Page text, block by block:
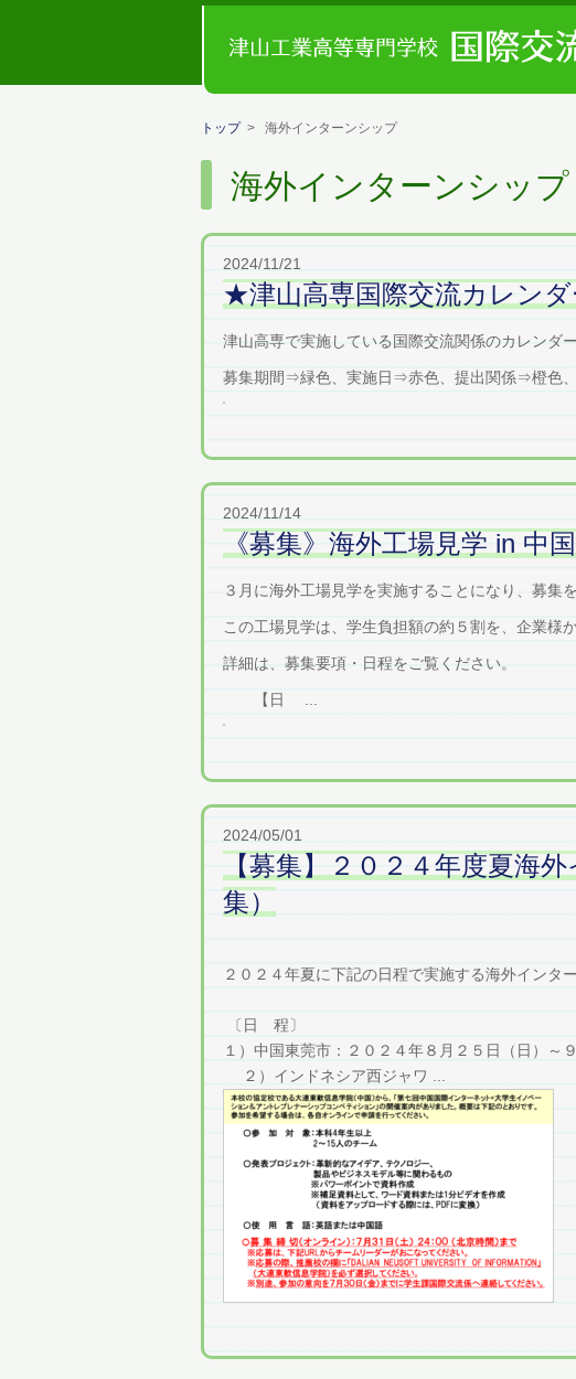
コンセプ
トップ> 海外インターンシップ
海外インターンシップ
2024/11/21
★津山高専国際交流カレン
津山高専で実施している国際交流関係のカレンダー
募集期間⇒緑色、実施日⇒赤色、提出関係⇒橙色
2024/11/14
《募集》海外工場見学 in 中
３月に海外工場見学を実施することになり、募集
この工場見学は、学生負担額の約５割を、企業様
詳細は、募集要項・日程をご覧ください。
【日 ...
2024/05/01
【募集】２０２４年度夏海
集）
２０２４年夏に下記の日程で実施する海外インタ
〔日 程〕
１）中国東莞市：２０２４年８月２５日（日）～
２）インドネシア西ジャワ ...